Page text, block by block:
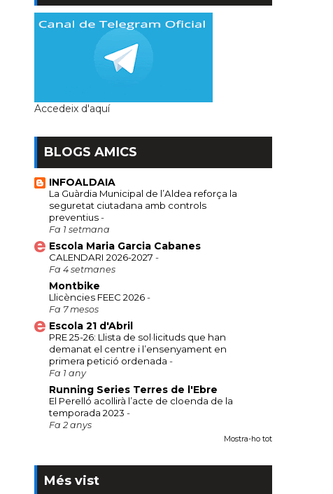
Accedeix d'aquí
BLOGS AMICS
INFOALDAIA
La Guàrdia Municipal de l’Aldea reforça la
seguretat ciutadana amb controls
preventius-
Fa 1 setmana
Escola Maria Garcia Cabanes
CALENDARI 2026-2027 -
Fa 4 setmanes
Montbike
Llicències FEEC 2026-
Fa 7 mesos
Escola 21 d'Abril
PRE 25-26: Llista de sol·licituds que han
demanat el centre i l’ensenyament en
primera petició ordenada -
Fa 1 any
Running Series Terres de l'Ebre
El Perelló acollirà l’acte de cloenda de la
temporada 2023 -
Fa 2 anys
Mostra-ho tot
Més vist